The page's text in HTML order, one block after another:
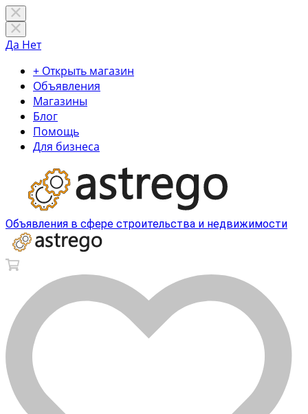
Да Нет
+ Открыть магазин
Объявления
Магазины
Блог
Помощь
Для бизнеса
Объявления в сфере строительства и недвижимости